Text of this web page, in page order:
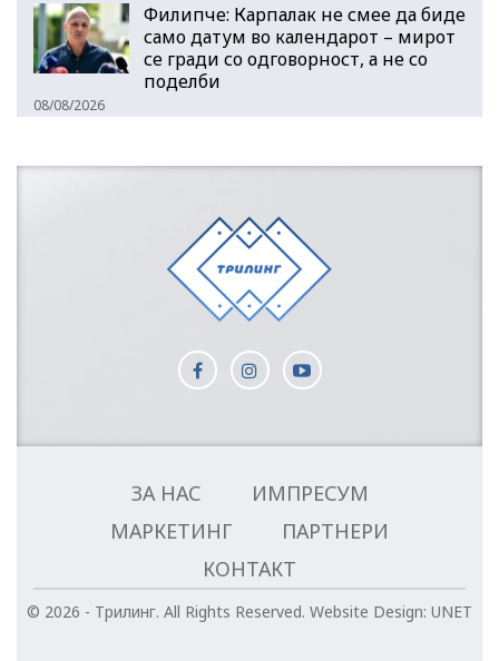
Филипче: Карпалак не смее да биде
само датум во календарот – мирот
се гради со одговорност, а не со
поделби
08/08/2026
ЗА НАС
ИМПРЕСУМ
МАРКЕТИНГ
ПАРТНЕРИ
КОНТАКТ
© 2026 - Трилинг. All Rights Reserved. Website Design: UNET